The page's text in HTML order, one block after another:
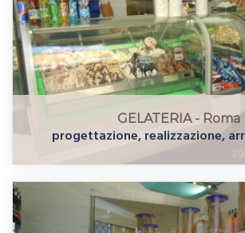
GELATERIA - Roma
progettazione, realizzazione,